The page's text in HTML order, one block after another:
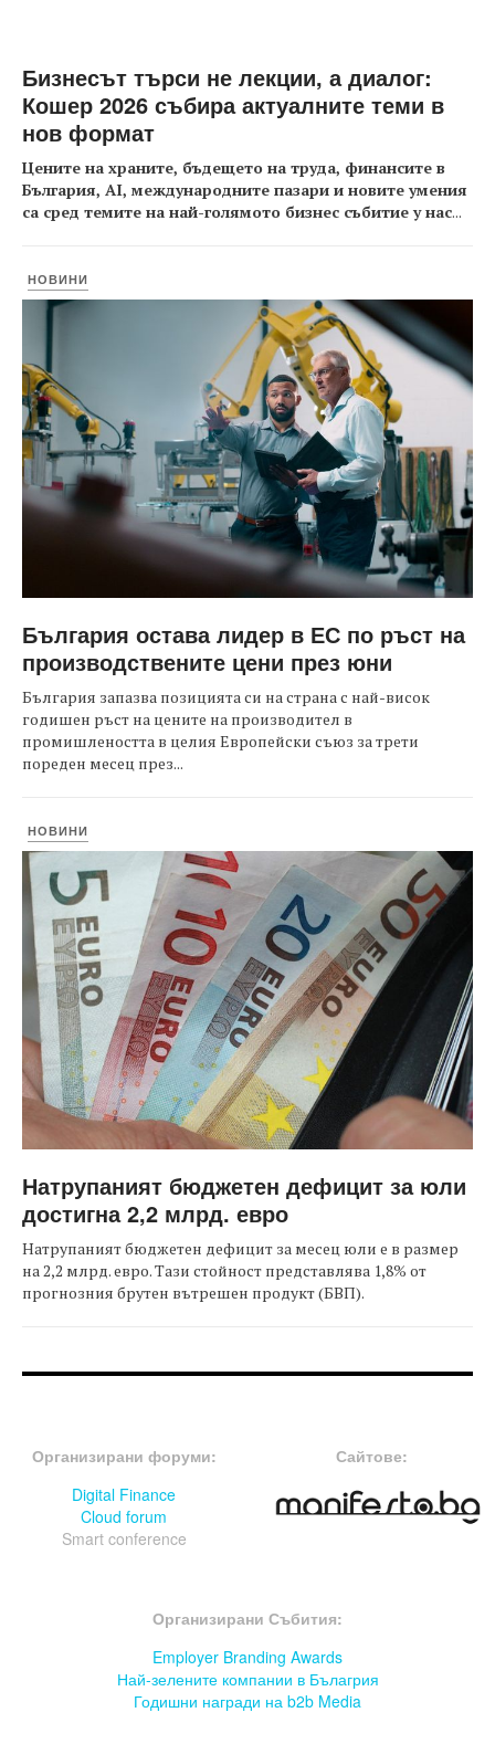
Бизнесът търси не лекции, а диалог:
Кошер 2026 събира актуалните теми в
нов формат
Цените на храните, бъдещето на труда, финансите в
България, AI, международните пазари и новите умения
са сред темите на най-голямото бизнес събитие у нас...
НОВИНИ
България остава лидер в ЕС по ръст на
производствените цени през юни
България запазва позицията си на страна с най-висок
годишен ръст на цените на производител в
промишлеността в целия Европейски съюз за трети
пореден месец през...
НОВИНИ
Натрупаният бюджетен дефицит за юли
достигна 2,2 млрд. евро
Натрупаният бюджетен дефицит за месец юли е в размер
на 2,2 млрд. евро. Тази стойност представлява 1,8% от
прогнозния брутен вътрешен продукт (БВП).
Организирани форуми:
Digital Finance
Cloud forum
Smart conference
Сайтове:
Организирани Събития:
Employer Branding Awards
Най-зелените компании в Бълагрия
Годишни награди на b2b Media